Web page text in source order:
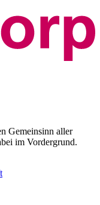
Gemeinsinn aller
im Vordergrund.